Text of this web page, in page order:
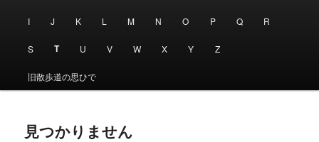
I J K L M N O P Q R
S T U V W X Y Z
旧散歩道の思ひで
見つかりません